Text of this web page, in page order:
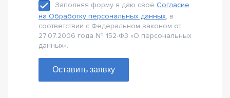
Заполняя форму я даю своё Согласие
на Обработку персональных данных, в
соответствии с Федеральном законом от
27.07.2006 года № 152-Ф3 «О персональных
данных».
Оставить заявку